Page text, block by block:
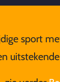
sport